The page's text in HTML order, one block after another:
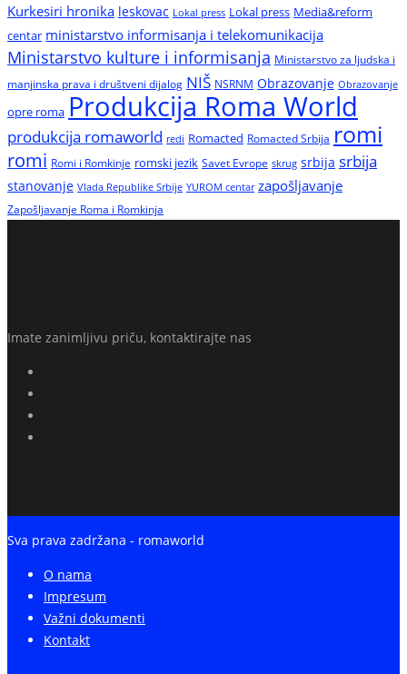
Kurkesiri hronika leskovac Lokal press Lokal press Media&reform
centar ministarstvo informisanja i telekomunikacija
Ministarstvo kulture i informisanja Ministarstvo za ljudska i
manjinska prava i društveni dijalog NIŠ NSRNM Obrazovanje Obrazovanje
opre roma Produkcija Roma World
produkcija romaworld redi Romacted Romacted Srbija romi
romi Romi i Romkinje romski jezik Savet Evrope skrug srbija srbija
stanovanje Vlada Republike Srbije YUROM centar zapošljavanje
Zapošljavanje Roma i Romkinja
Imate zanimljivu priču, kontaktirajte nas
Sva prava zadržana - romaworld
O nama
Impresum
Važni dokumenti
Kontakt